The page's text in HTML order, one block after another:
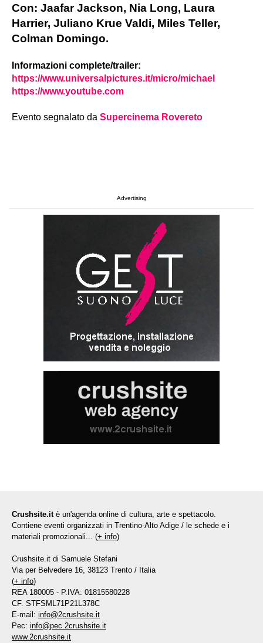
Con: Jaafar Jackson, Nia Long, Laura
Harrier, Juliano Krue Valdi, Miles Teller,
Colman Domingo.
Informazioni complete/trailer:
https://www.universalpictures.it/micro/michael
https://www.youtube.com
Evento segnalato da Supercinema Rovereto
Advertising
Crushsite.it è un'agenda online di cultura, arte e spettacolo.
Contiene eventi organizzati in Trentino-Alto Adige / le schede e i
materiali promozionali... (+ info)
Crushsite.it di Samuele Stefani
Via per Belvedere 16, 38123 Trento / Italia
(+ info)
REA 180005 - P.IVA: 01815580228
CF. STFSML71P21L378C
E-mail: info@2crushsite.it
Pec: info@pec.2crushsite.it
www.2crushsite.it